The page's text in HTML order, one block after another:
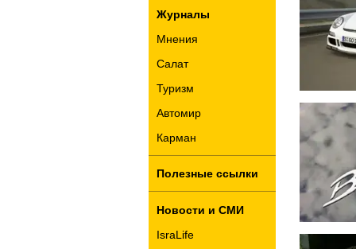
Журналы
Мнения
Салат
Туризм
Автомир
Карман
Полезные ссылки
Новости и СМИ
IsraLife